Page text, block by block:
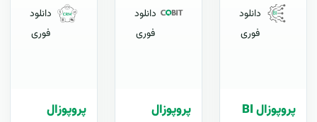
دانلود
فوری
پروپوزال BI
دانلود
فوری
پروپوزال
دانلود
فوری
پروپوزال